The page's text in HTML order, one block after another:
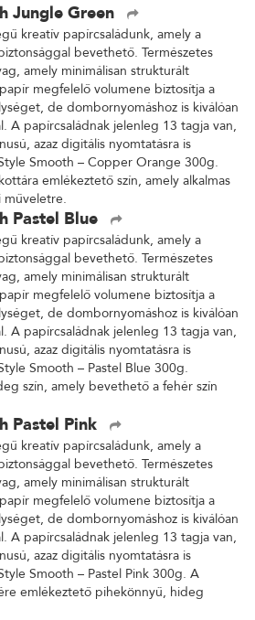
Jungle Green
kreatív papírcsaládunk, amely a
bevethető. Természetes
amely minimálisan strukturált
megfelelő volumene biztosítja a
de dombornyomáshoz is kiválóan
A papírcsaládnak jelenleg 13 tagja van,
azaz digitális nyomtatásra is
Smooth – Copper Orange 300g.
emlékeztető szín, amely alkalmas
műveletre.
Pastel Blue
kreatív papírcsaládunk, amely a
bevethető. Természetes
amely minimálisan strukturált
megfelelő volumene biztosítja a
de dombornyomáshoz is kiválóan
A papírcsaládnak jelenleg 13 tagja van,
azaz digitális nyomtatásra is
Smooth – Pastel Blue 300g.
szín, amely bevethető a fehér szín
Pastel Pink
kreatív papírcsaládunk, amely a
bevethető. Természetes
amely minimálisan strukturált
megfelelő volumene biztosítja a
de dombornyomáshoz is kiválóan
A papírcsaládnak jelenleg 13 tagja van,
azaz digitális nyomtatásra is
Smooth – Pastel Pink 300g. A
emlékeztető pihekönnyű, hideg